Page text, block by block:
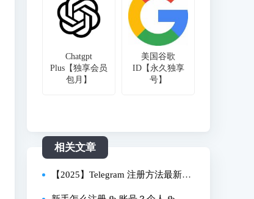
Chatgpt
Plus【独享会员
包月】
美国谷歌
ID【永久独享
号】
相关文章
【2025】Telegram 注册方法最新